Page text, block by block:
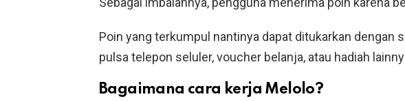
Poin yang terkumpul nantinya dapat ditukarkan dengan
pulsa telepon seluler, voucher belanja, atau hadiah
Bagaimana cara kerja Melolo?